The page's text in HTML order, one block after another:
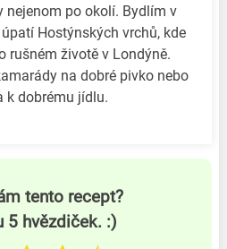
nejenom po okolí. Bydlím v
Hostýnských vrchů, kde
rušném životě v Londýně.
na dobré pivko nebo
k dobrému jídlu.
tento recept?
5 hvězdiček. :)